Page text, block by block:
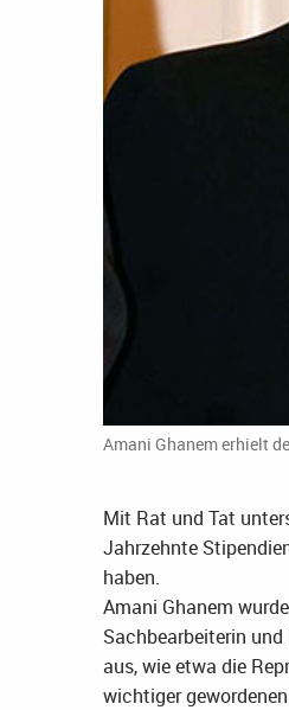
Amani Ghanem erhielt
Mit Rat und Tat
Jahrzehnte
haben.
Amani Ghanem
Sachbearbeiterin
aus, wie etwa die
wichtiger